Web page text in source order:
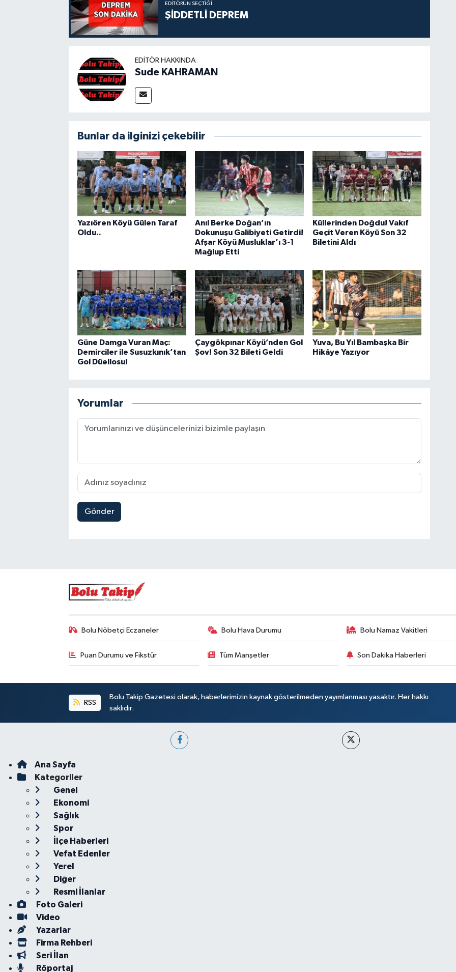
EDITÖRÜN SEÇTIĞI
ŞİDDETLİ DEPREM
EDITÖR HAKKINDA
Sude KAHRAMAN
Bunlar da ilginizi çekebilir
Yazıören Köyü Gülen Taraf
Oldu..
Anıl Berke Doğan’ın
Dokunuşu Galibiyeti Getirdi!
Afşar Köyü Musluklar’ı 3-1
Mağlup Etti
Küllerinden Doğdu! Vakıf
Geçit Veren Köyü Son 32
Biletini Aldı
Güne Damga Vuran Maç:
Demirciler ile Susuzkınık’tan
Gol Düellosu!
Çaygökpınar Köyü’nden Gol
Şov! Son 32 Bileti Geldi
Yuva, Bu Yıl Bambaşka Bir
Hikâye Yazıyor
Yorumlar
Gönder
Bolu Nöbetçi Eczaneler Bolu Hava Durumu Bolu Namaz Vakitleri
Puan Durumu ve Fikstür Tüm Manşetler Son Dakika Haberleri
RSS
Bolu Takip Gazetesi olarak, haberlerimizin kaynak gösterilmeden yayımlanması yasaktır. Her hakkı
saklıdır.
Ana Sayfa
Kategoriler
Genel
Ekonomi
Sağlık
Spor
İlçe Haberleri
Vefat Edenler
Yerel
Diğer
Resmi İlanlar
Foto Galeri
Video
Yazarlar
Firma Rehberi
Seri İlan
Röportaj